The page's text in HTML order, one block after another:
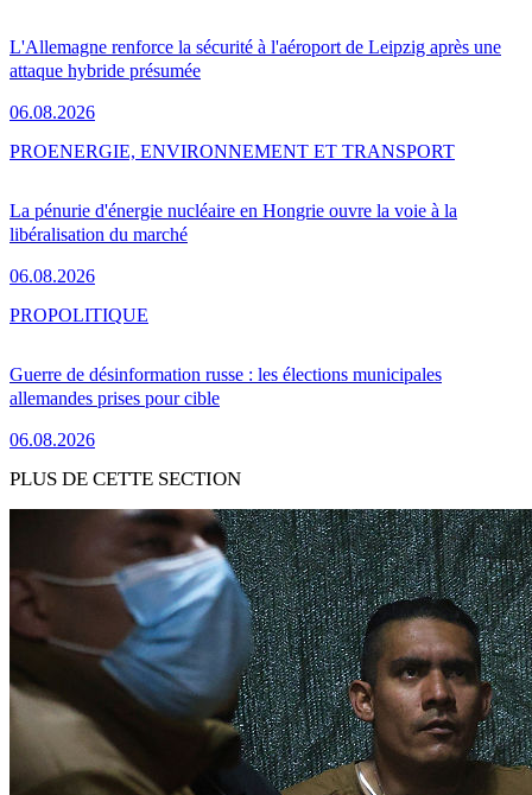
L'Allemagne renforce la sécurité à l'aéroport de Leipzig après une
attaque hybride présumée
06.08.2026
La pénurie d'énergie nucléaire en Hongrie ouvre la voie à la
libéralisation du marché
06.08.2026
PROENERGIE, ENVIRONNEMENT ET TRANSPORT
Guerre de désinformation russe : les élections municipales
allemandes prises pour cible
06.08.2026
PROPOLITIQUE
PLUS DE CETTE SECTION